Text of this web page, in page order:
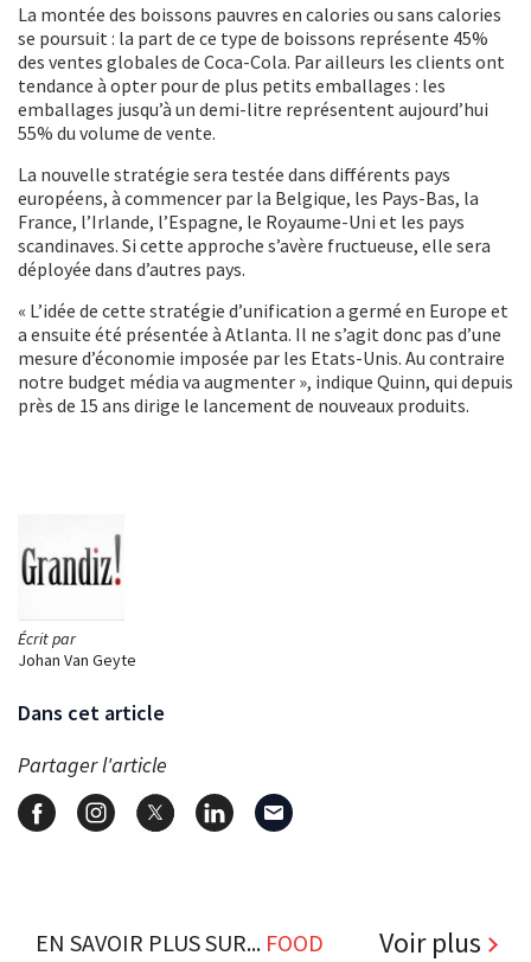
Écrit par
Johan Van Geyte
Dans cet article
Partager l'article
La montée des boissons pauvres en calories ou sans calories
se poursuit : la part de ce type de boissons représente 45%
des ventes globales de Coca-Cola. Par ailleurs les clients ont
tendance à opter pour de plus petits emballages : les
emballages jusqu’à un demi-litre représentent aujourd’hui
55% du volume de vente.
La nouvelle stratégie sera testée dans différents pays
européens, à commencer par la Belgique, les Pays-Bas, la
France, l’Irlande, l’Espagne, le Royaume-Uni et les pays
scandinaves. Si cette approche s’avère fructueuse, elle sera
déployée dans d’autres pays.
« L’idée de cette stratégie d’unification a germé en Europe et
a ensuite été présentée à Atlanta. Il ne s’agit donc pas d’une
mesure d’économie imposée par les Etats-Unis. Au contraire
notre budget média va augmenter », indique Quinn, qui depuis
près de 15 ans dirige le lancement de nouveaux produits.
EN SAVOIR PLUS SUR... FOOD Voir plus